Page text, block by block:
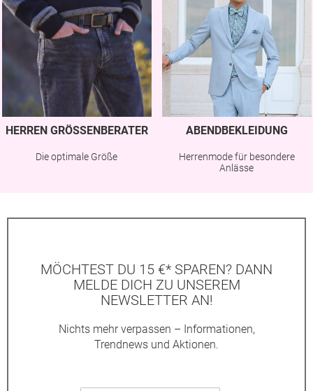
HERREN GRÖSSENBERATER
Die optimale Größe
ABENDBEKLEIDUNG
Herrenmode für besondere
Anlässe
MÖCHTEST DU 15 €* SPAREN? DANN
MELDE DICH ZU UNSEREM
NEWSLETTER AN!
Nichts mehr verpassen – Informationen,
Trendnews und Aktionen.